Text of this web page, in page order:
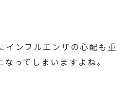
インフルエンザの心配も重
ってしまいますよね。